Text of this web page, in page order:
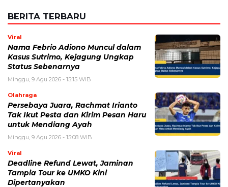
Simpan nama, email, dan situs web saya pada peramban ini
untuk komentar saya berikutnya.
Minggu, 9 Agustus 2026 - 14:14 WIB
Baru 2 Tahun Berdiri, Startup Chip AI OLIX Kini Bernilai